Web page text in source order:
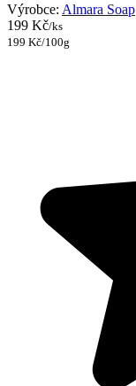
Výrobce: Almara Soap
199 Kč/ks
199 Kč/100g